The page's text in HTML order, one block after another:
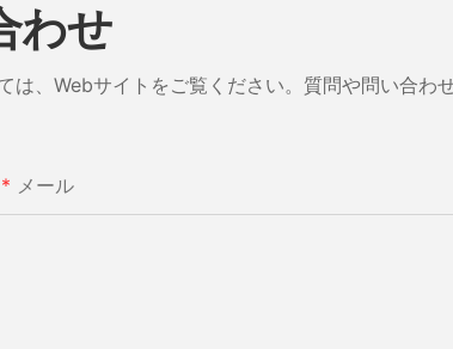
わせ
、Webサイトをご覧ください。質問や問い合わ
メール